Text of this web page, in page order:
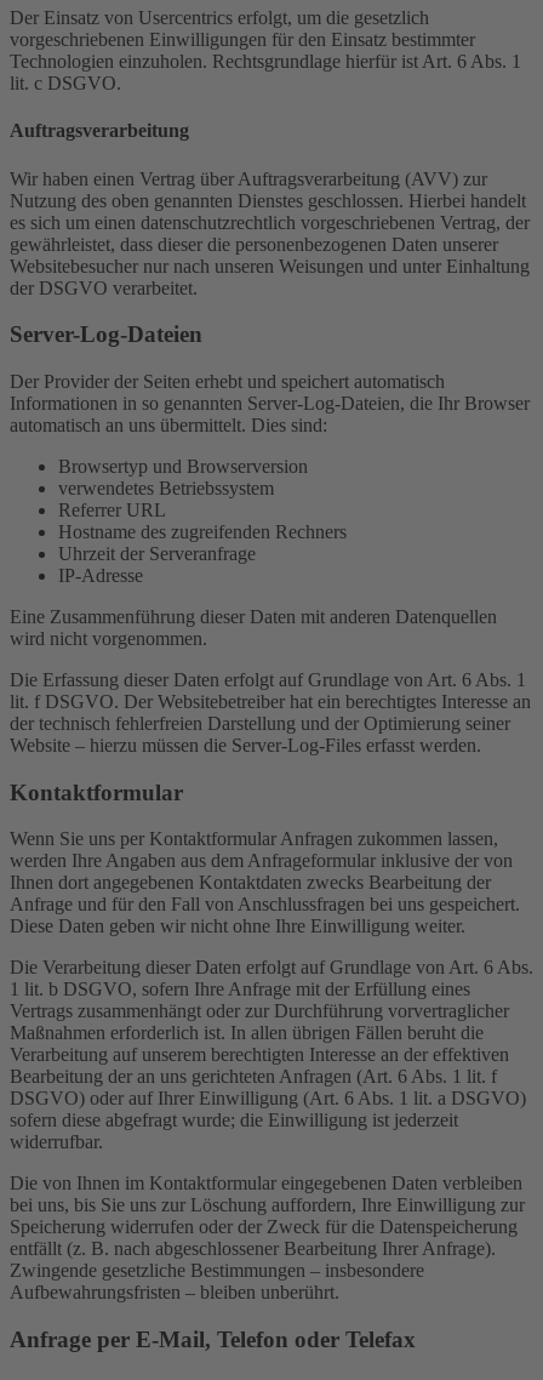
Der Einsatz von Usercentrics erfolgt, um die gesetzlich
vorgeschriebenen Einwilligungen für den Einsatz bestimmter
Technologien einzuholen. Rechtsgrundlage hierfür ist Art. 6 Abs. 1
lit. c DSGVO.
Auftragsverarbeitung
Wir haben einen Vertrag über Auftragsverarbeitung (AVV) zur
Nutzung des oben genannten Dienstes geschlossen. Hierbei handelt
es sich um einen datenschutzrechtlich vorgeschriebenen Vertrag, der
gewährleistet, dass dieser die personenbezogenen Daten unserer
Websitebesucher nur nach unseren Weisungen und unter Einhaltung
der DSGVO verarbeitet.
Server-Log-Dateien
Der Provider der Seiten erhebt und speichert automatisch
Informationen in so genannten Server-Log-Dateien, die Ihr Browser
automatisch an uns übermittelt. Dies sind:
Browsertyp und Browserversion
verwendetes Betriebssystem
Referrer URL
Hostname des zugreifenden Rechners
Uhrzeit der Serveranfrage
IP-Adresse
Eine Zusammenführung dieser Daten mit anderen Datenquellen
wird nicht vorgenommen.
Die Erfassung dieser Daten erfolgt auf Grundlage von Art. 6 Abs. 1
lit. f DSGVO. Der Websitebetreiber hat ein berechtigtes Interesse an
der technisch fehlerfreien Darstellung und der Optimierung seiner
Website – hierzu müssen die Server-Log-Files erfasst werden.
Kontaktformular
Wenn Sie uns per Kontaktformular Anfragen zukommen lassen,
werden Ihre Angaben aus dem Anfrageformular inklusive der von
Ihnen dort angegebenen Kontaktdaten zwecks Bearbeitung der
Anfrage und für den Fall von Anschlussfragen bei uns gespeichert.
Diese Daten geben wir nicht ohne Ihre Einwilligung weiter.
Die Verarbeitung dieser Daten erfolgt auf Grundlage von Art. 6 Abs.
1 lit. b DSGVO, sofern Ihre Anfrage mit der Erfüllung eines
Vertrags zusammenhängt oder zur Durchführung vorvertraglicher
Maßnahmen erforderlich ist. In allen übrigen Fällen beruht die
Verarbeitung auf unserem berechtigten Interesse an der effektiven
Bearbeitung der an uns gerichteten Anfragen (Art. 6 Abs. 1 lit. f
DSGVO) oder auf Ihrer Einwilligung (Art. 6 Abs. 1 lit. a DSGVO)
sofern diese abgefragt wurde; die Einwilligung ist jederzeit
widerrufbar.
Die von Ihnen im Kontaktformular eingegebenen Daten verbleiben
bei uns, bis Sie uns zur Löschung auffordern, Ihre Einwilligung zur
Speicherung widerrufen oder der Zweck für die Datenspeicherung
entfällt (z. B. nach abgeschlossener Bearbeitung Ihrer Anfrage).
Zwingende gesetzliche Bestimmungen – insbesondere
Aufbewahrungsfristen – bleiben unberührt.
Anfrage per E-Mail, Telefon oder Telefax